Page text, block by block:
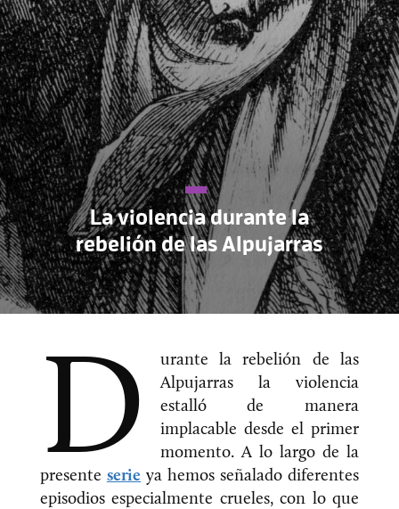
La violencia durante la
rebelión de las Alpujarras
D
urante la rebelión de las
Alpujarras la violencia
estalló de manera
implacable desde el primer
momento. A lo largo de la
presente serie ya hemos señalado diferentes
episodios especialmente crueles, con lo que